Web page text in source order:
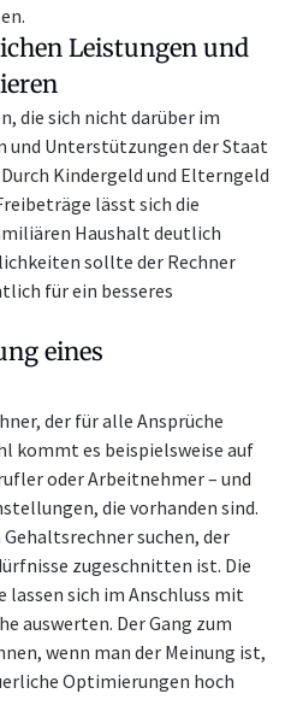
Leistungen und
die sich nicht darüber im
und Unterstützungen der Staat
Kindergeld und Elterngeld
lässt sich die
Haushalt deutlich
sollte der Rechner
für ein besseres
eines
der für alle Ansprüche
kommt es beispielsweise auf
oder Arbeitnehmer – und
die vorhanden sind.
suchen, der
zugeschnitten ist. Die
lassen sich im Anschluss mit
auswerten. Der Gang zum
wenn man der Meinung ist,
Optimierungen hoch